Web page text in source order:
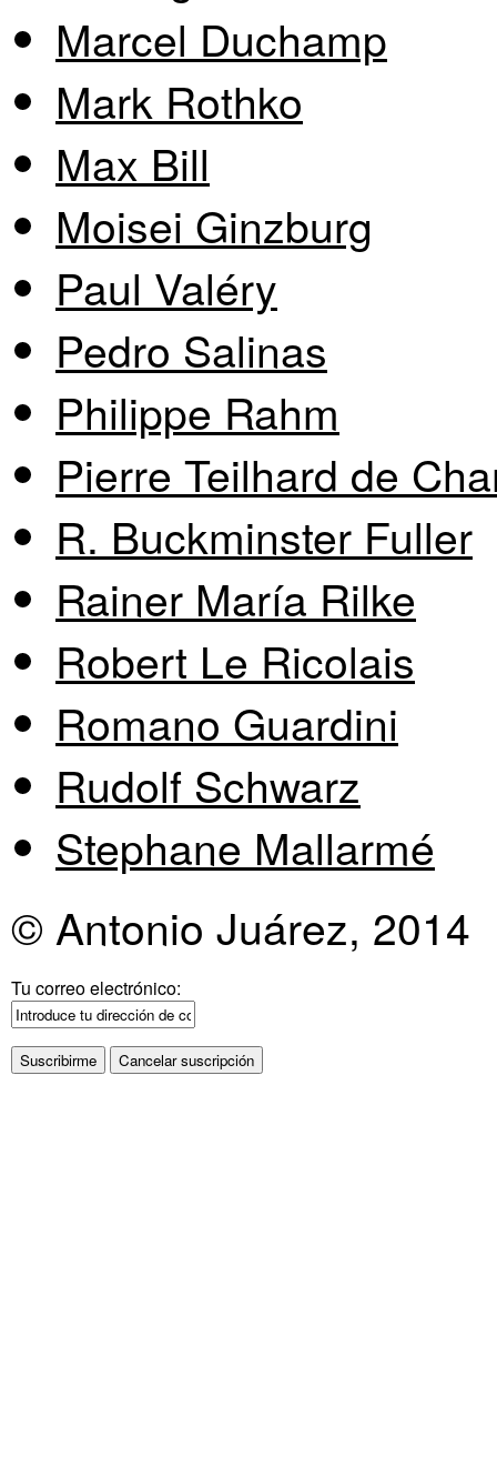
Marcel Duchamp
Mark Rothko
Max Bill
Moisei Ginzburg
Paul Valéry
Pedro Salinas
Philippe Rahm
Pierre Teilhard de
R. Buckminster Fuller
Rainer María Rilke
Robert Le Ricolais
Romano Guardini
Rudolf Schwarz
Stephane Mallarmé
© Antonio Juárez,
Tu correo electrónico: